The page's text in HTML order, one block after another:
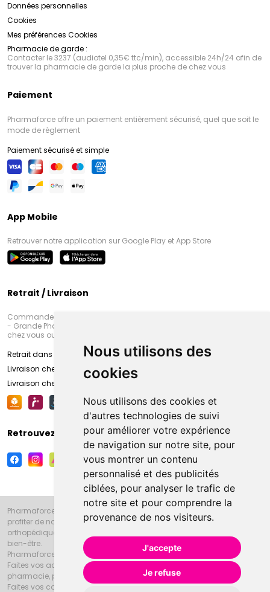
Nous utilisons des
cookies
Nous utilisons des cookies et
d'autres technologies de suivi
pour améliorer votre expérience
de navigation sur notre site, pour
vous montrer un contenu
personnalisé et des publicités
ciblées, pour analyser le trafic de
notre site et pour comprendre la
provenance de nos visiteurs.
J'accepte
Je refuse
Données personnelles
Cookies
Mes préférences Cookies
Pharmacie de garde :
Contacter le 3237 (audiotel 0,35€ ttc/min), accessible 24h/24 afin de
trouver la pharmacie de garde la plus proche de chez vous
Paiement
Pharmaforce offre un paiement entièrement sécurisé, quel que soit le
mode de règlement
Paiement sécurisé et simple
App Mobile
Retrouver notre application sur Google Play et App Store
Retrait / Livraison
Commandez en ligne et venez chercher votre commande à Amiens
- Grande Pharmacie d’Amiens (Fachon) ou recevez-là rapidement
chez vous ou en point retrait
Retrait dans la pharmacie d’Amiens
Livraison chez vous
Livraison chez votre commerçant
Retrouvez-nous sur vos réseaux sociaux
Pharmaforce.fr et la Grande Pharmacie d’Amiens vous souhaitent de
profiter de notre accueil, de nos conseils pharmaceutiques,
orthopédiques, homéopathiques, parapharmaceutiques, beauté et
bien-être.
Pharmaforce.fr est le site internet de la Grande Pharmacie d’Amiens.
Faites vos achats en ligne grâce à un choix de 20000 références en
pharmacie, parapharmacie, diététique et animaux (vétérinaire).
Faites vos courses de pharmacie et parapharmacie en ligne et venez